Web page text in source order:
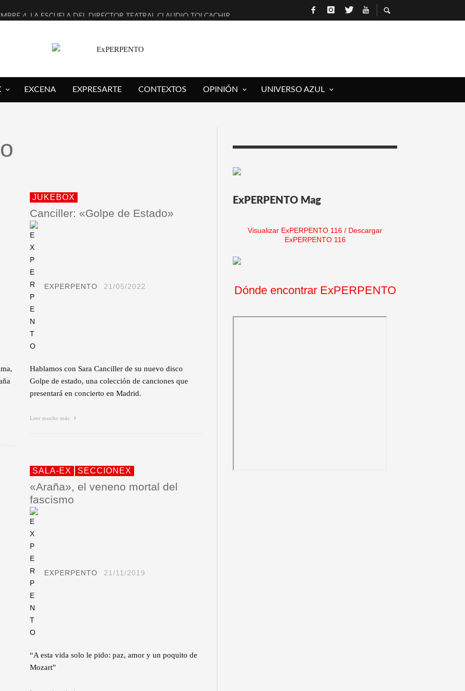
4, LA ESCUELA DEL DIRECTOR TEATRAL CLAUDIO TOLCACHIR
JUDÍAS EN #EXVITA
FLASH PRESENTA EN EXVITA [RELATIVA SENCILLEZ]
PRESENTA [CURSO DE ARMONÍA PERSECUTORIA] EN EXVITA
SARE NOS EXPLICA [DESCASADA]
EXCENA EXPRESARTE CONTEXTOS OPINIÓN UNIVERSO AZUL
JUKEBOX
Canciller: «Golpe de Estado»
EXPERPENTO 21/05/2022
Hablamos con Sara Canciller de su nuevo disco
Golpe de estado, una colección de canciones que
presentará en concierto en Madrid.
Leer mucho más
SALA-EX SECCIONEX
«Araña», el veneno mortal del
fascismo
EXPERPENTO 21/11/2019
“A esta vida solo le pido: paz, amor y un poquito de
Mozart”
ExPERPENTO Mag
Visualizar ExPERPENTO 116 / Descargar
ExPERPENTO 116
Dónde encontrar ExPERPENTO